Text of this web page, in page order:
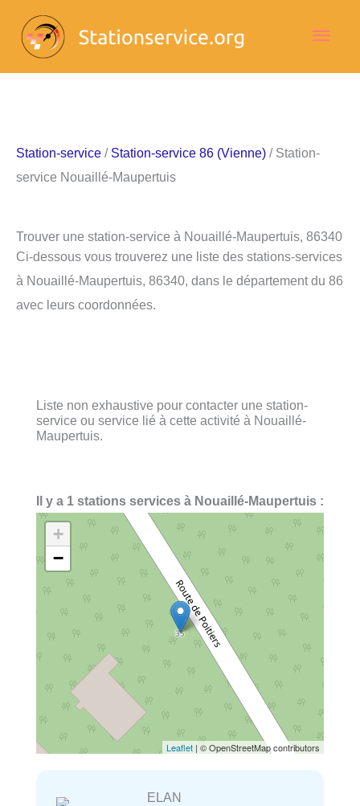
contenu
Station-service / Station-service 86 (Vienne) / Station-
service Nouaillé-Maupertuis
Trouver une station-service à Nouaillé-Maupertuis, 86340
Ci-dessous vous trouverez une liste des stations-services
à Nouaillé-Maupertuis, 86340, dans le département du 86
avec leurs coordonnées.
Liste non exhaustive pour contacter une station-
service ou service lié à cette activité à Nouaillé-
Maupertuis.
Il y a 1 stations services à Nouaillé-Maupertuis :
+
−
Leaflet | © OpenStreetMap contributors
ELAN